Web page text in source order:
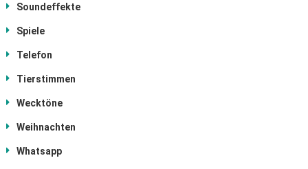
Soundeffekte
Spiele
Telefon
Tierstimmen
Wecktöne
Weihnachten
Whatsapp